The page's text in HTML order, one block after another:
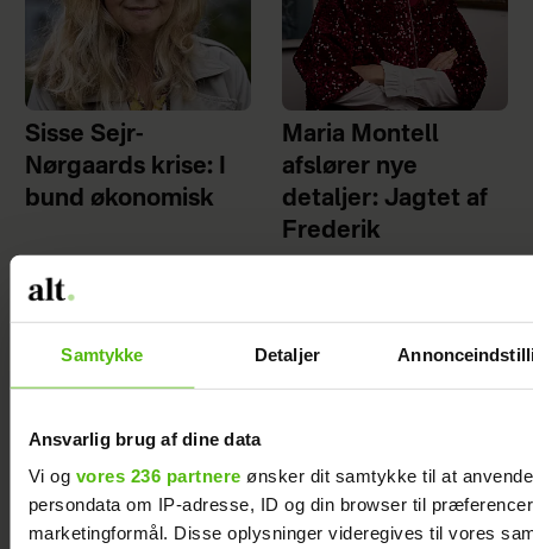
Samtykke Detaljer
Ansvarlig brug af dine data
Vi og vores 236 partnere ønsker dit samtykke til at
persondata om IP-adresse, ID og din browser til
marketingformål. Disse oplysninger videregives til vores
Sisse Sejr-
Nørgaards krise: I
bund økonomisk
Maria Montell
afslører nye
detaljer: Jagtet af
Frederik